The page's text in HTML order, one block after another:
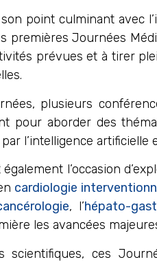
point culminant avec
premières Journées
prévues et à tirer
plusieurs
pour aborder des
l’intelligence
l’occasion
cardiologie
, l’hépato-
les avancées
scientifiques, ces